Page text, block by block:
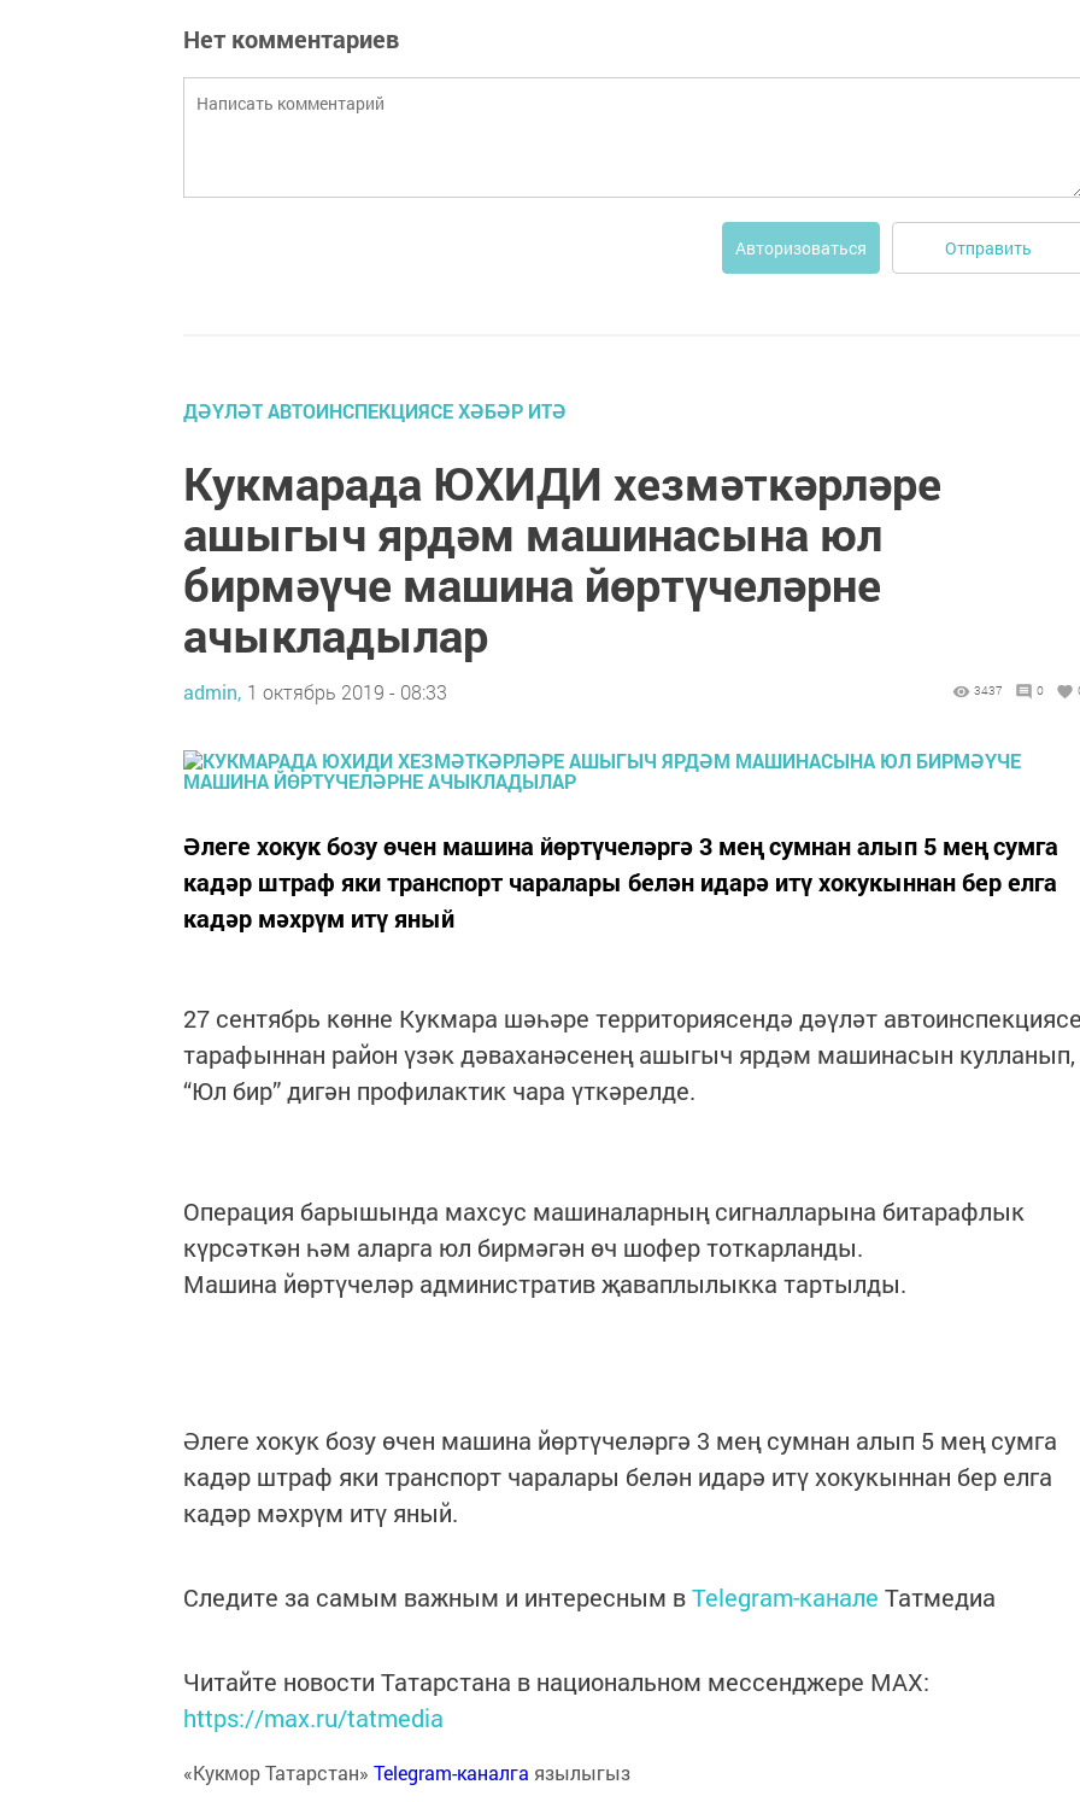
Нет комментариев
Авторизоваться Отправить
ДӘҮЛӘТ АВТОИНСПЕКЦИЯСЕ ХӘБӘР ИТӘ
Кукмарада ЮХИДИ хезмәткәрләре
ашыгыч ярдәм машинасына юл
бирмәүче машина йөртүчеләрне
ачыкладылар
admin, 1 октябрь 2019 - 08:33 3437 0
Әлеге хокук бозу өчен машина йөртүчеләргә 3 мең сумнан алып 5 мең сумга
кадәр штраф яки транспорт чаралары белән идарә итү хокукыннан бер елга
кадәр мәхрүм итү яный
27 сентябрь көнне Кукмара шәһәре территориясендә дәүләт
тарафыннан район үзәк дәваханәсенең ашыгыч ярдәм машинасын кулланып,
“Юл бир” дигән профилактик чара үткәрелде.
Операция барышында махсус машиналарның сигналларына битарафлык
күрсәткән һәм аларга юл бирмәгән өч шофер тоткарланды.
Машина йөртүчеләр административ җаваплылыкка тартылды.
Әлеге хокук бозу өчен машина йөртүчеләргә 3 мең сумнан алып 5 мең сумга
кадәр штраф яки транспорт чаралары белән идарә итү хокукыннан бер елга
кадәр мәхрүм итү яный.
Следите за самым важным и интересным вTelegram-канале Татмедиа
Читайте новости Татарстана в национальном мессенджере MАХ:
https://max.ru/tatmedia
«Кукмор Татарстан» Telegram-каналга язылыгыз